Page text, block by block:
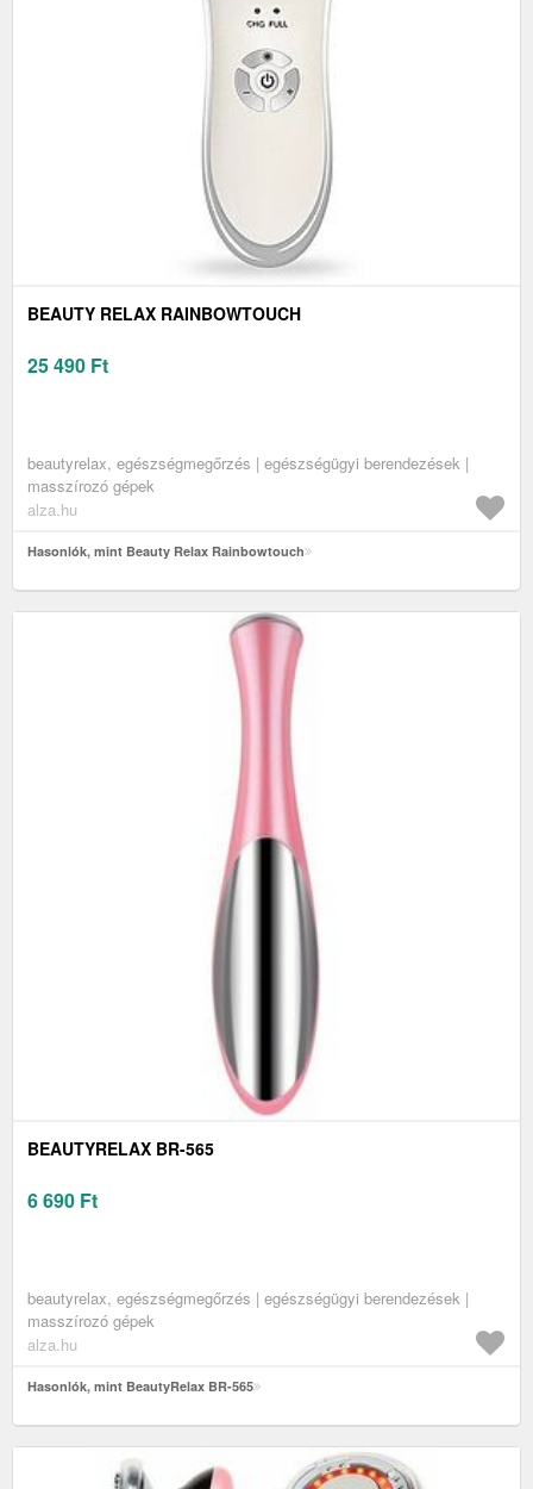
BEAUTY RELAX RAINBOWTOUCH
25 490 Ft
beautyrelax, egészségmegőrzés | egészségügyi berendezések |
masszírozó gépek
alza.hu
Hasonlók, mint Beauty Relax Rainbowtouch
BEAUTYRELAX BR-565
6 690 Ft
beautyrelax, egészségmegőrzés | egészségügyi berendezések |
masszírozó gépek
alza.hu
Hasonlók, mint BeautyRelax BR-565